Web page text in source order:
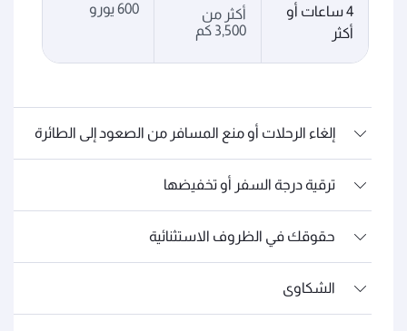
4 ساعات أو
أكثر
أكثر من
3,500 كم
600 يورو
إلغاء الرحلات أو منع المسافر من الصعود إلى الطائرة
ترقية درجة السفر أو تخفيضها
حقوقك في الظروف الاستثنائية
الشكاوى